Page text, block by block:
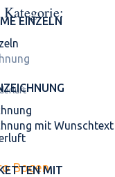
EINZELN
mit Wunschtext
MIT
Bogen